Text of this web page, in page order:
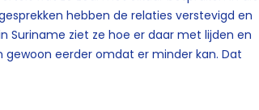
hebben de relaties verstevigd en
Suriname ziet ze hoe er daar met lijden en
eerder omdat er minder kan. Dat